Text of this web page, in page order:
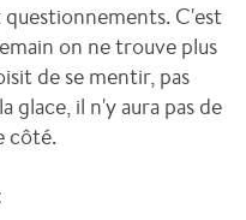
C'est
on ne trouve plus
de se mentir, pas
glace, il n'y aura pas de
côté.